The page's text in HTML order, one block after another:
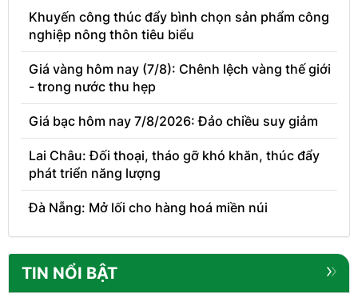
Khuyến công thúc đẩy bình chọn sản phẩm công
nghiệp nông thôn tiêu biểu
Giá vàng hôm nay (7/8): Chênh lệch vàng thế giới
- trong nước thu hẹp
Giá bạc hôm nay 7/8/2026: Đảo chiều suy giảm
Lai Châu: Đối thoại, tháo gỡ khó khăn, thúc đẩy
phát triển năng lượng
Đà Nẵng: Mở lối cho hàng hoá miền núi
TIN NỔI BẬT